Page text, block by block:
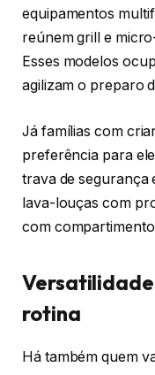
equipamentos
reúnem grill e
Esses modelos
agilizam o preparo
Já famílias com
preferência para
trava de segurança
lava-louças com
com
rotina
Há também quem